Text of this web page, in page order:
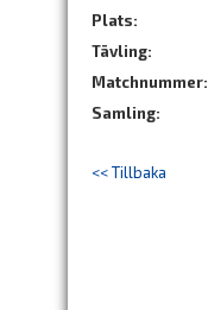
Plats:
Tävling:
Matchnummer:
Samling:
<< Tillbaka